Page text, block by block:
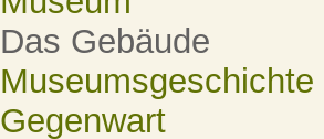
Das Gebäude
Museumsgeschichte
Gegenwart